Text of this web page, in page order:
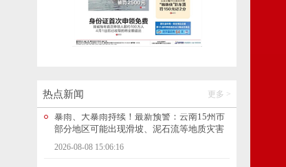
热点新闻 更多 >
2026-08-08 16:49:30
暴雨、大暴雨持续！最新预警：云南15州市
阴雨难挡逐梦热！云南省第十七届运动会大
学组田径赛事激战正酣
2026-08-08 15:06:37